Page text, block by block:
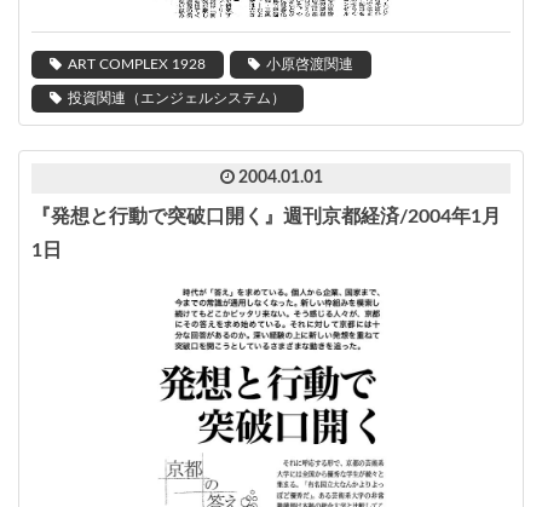
ART COMPLEX 1928 小原啓渡関連
投資関連（エンジェルシステム）
2004.01.01
『発想と行動で突破口開く』週刊京都経済/2004年1月
1日